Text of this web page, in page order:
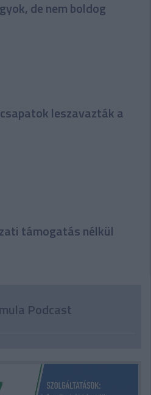
de nem boldog
leszavazták a
támogatás nélkül
Podcast